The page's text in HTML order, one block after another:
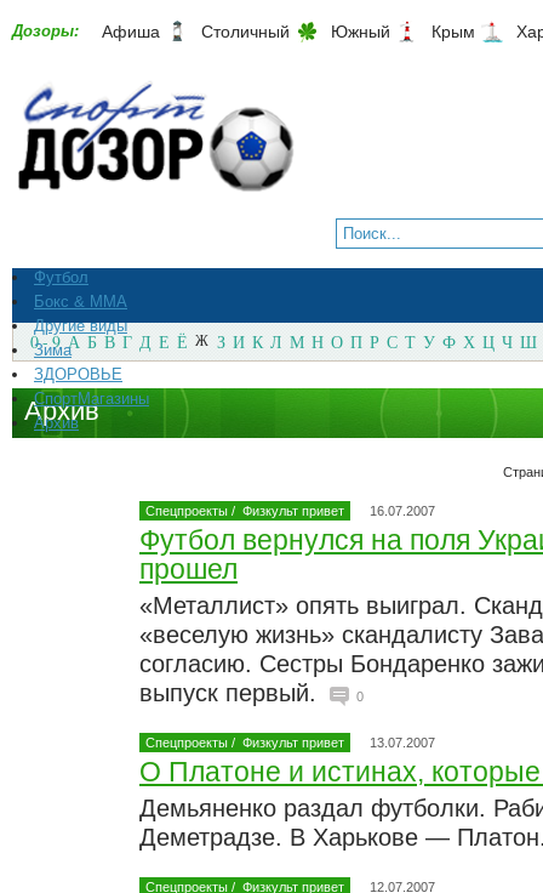
Дозоры: Афиша Столичный Южный Крым
Футбол
Бокс & ММА
Другие виды
Зима
ЗДОРОВЬЕ
СпортМагазины
Архив
0 - 9 А Б В Г Д Е Ё Ж З И К Л М Н О П Р С Т У Ф Х Ц Ч Ш
Архив
Спецпроекты / Физкульт привет 16.07.2007
Футбол вернулся на поля
прошел
«Металлист» опять выиграл.
«веселую жизнь» скандалисту
согласию. Сестры Бондаренко
выпуск первый.
0
Спецпроекты / Физкульт привет 13.07.2007
О Платоне и истинах,
Демьяненко раздал футболки.
Деметрадзе. В Харькове —
Спецпроекты / Физкульт привет 12.07.2007